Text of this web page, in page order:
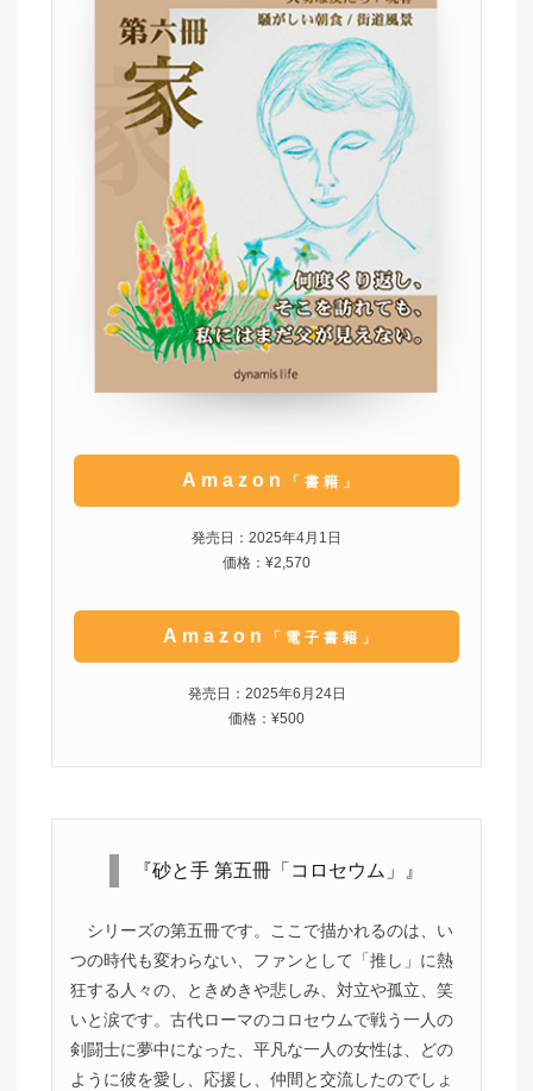
Amazon 「書籍」
発売日：2025年4月1日
価格：¥2,570
Amazon 「電子書籍」
発売日：2025年6月24日
価格：¥500
『砂と手 第五冊「コロセウム」』
シリーズの第五冊です。ここで描かれるのは、い
つの時代も変わらない、ファンとして「推し」に熱
狂する人々の、ときめきや悲しみ、対立や孤立、笑
いと涙です。古代ローマのコロセウムで戦う一人の
剣闘士に夢中になった、平凡な一人の女性は、どの
ように彼を愛し、応援し、仲間と交流したのでしょ